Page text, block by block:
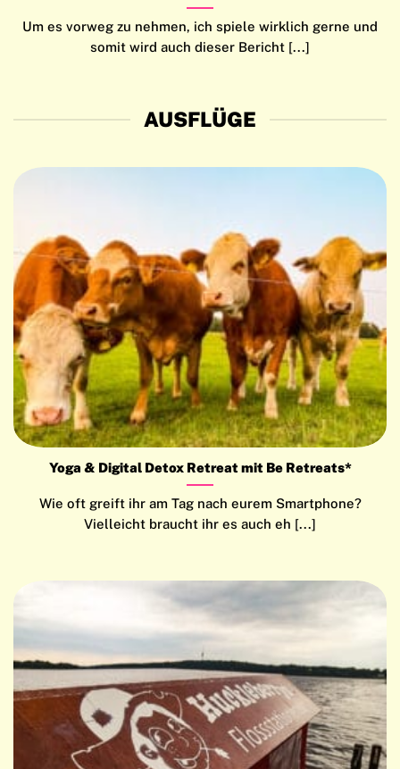
Um es vorweg zu nehmen, ich spiele wirklich gerne und
somit wird auch dieser Bericht [...]
AUSFLÜGE
Yoga & Digital Detox Retreat mit Be Retreats*
Wie oft greift ihr am Tag nach eurem Smartphone?
Vielleicht braucht ihr es auch eh [...]